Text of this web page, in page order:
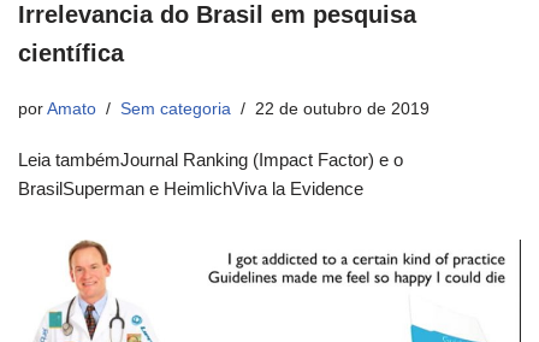
Irrelevancia do Brasil em pesquisa
científica
por Amato Sem categoria 22 de outubro de 2019
Leia tambémJournal Ranking (Impact Factor) e o
BrasilSuperman e HeimlichViva la Evidence